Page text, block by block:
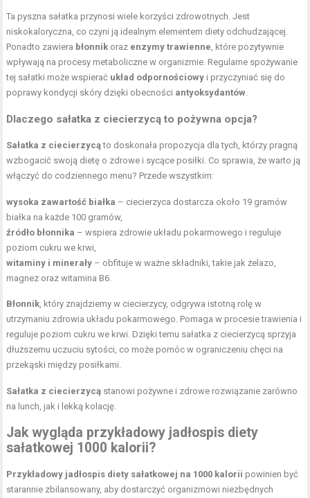
Ta pyszna sałatka przynosi wiele korzyści zdrowotnych. Jest
niskokaloryczna, co czyni ją idealnym elementem diety odchudzającej.
Ponadto zawiera błonnik oraz enzymy trawienne , które pozytywnie
wpływają na procesy metaboliczne w organizmie. Regularne spożywanie
tej sałatki może wspierać układ odpornościowy i przyczyniać się do
poprawy kondycji skóry dzięki obecności antyoksydantów
Dlaczego sałatka z ciecierzycą to pożywna opcja?
Sałatka z ciecierzycąto doskonała propozycja dla tych, którzy pragną
wzbogacić swoją dietę o zdrowe i sycące posiłki. Co sprawia, że warto ją
włączyć do codziennego menu? Przede wszystkim:
wysoka zawartość białka – ciecierzyca dostarcza około 19 gramów
białka na każde 100 gramów,
źródło błonnika – wspiera zdrowie układu pokarmowego i reguluje
poziom cukru we krwi,
witaminy i minerały – obfituje w ważne składniki, takie jak żelazo,
magnez oraz witamina B6.
Błonnik , który znajdziemy w ciecierzycy, odgrywa istotną rolę w
utrzymaniu zdrowia układu pokarmowego. Pomaga w procesie trawienia i
reguluje poziom cukru we krwi. Dzięki temu sałatka z ciecierzycą sprzyja
dłuższemu uczuciu sytości, co może pomóc w ograniczeniu chęci na
przekąski między posiłkami.
Sałatka z ciecierzycą stanowi pożywne i zdrowe rozwiązanie zarówno
na lunch, jak i lekką kolację.
Jak wygląda przykładowy jadłospis diety
sałatkowej 1000 kalorii?
Przykładowy jadłospis diety sałatkowej na 1000 kalorii powinien być
starannie zbilansowany, aby dostarczyć organizmowi niezbędnych